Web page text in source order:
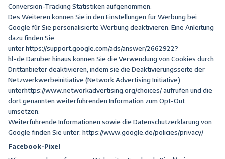
Conversion-Tracking Statistiken aufgenommen.
Des Weiteren können Sie in den Einstellungen für Werbung bei
Google für Sie personalisierte Werbung deaktivieren. Eine Anleitung
dazu finden Sie
unterhttps://support.google.com/ads/answer/2662922?
hl=de Darüber hinaus können Sie die Verwendung von Cookies durch
Drittanbieter deaktivieren, indem sie die Deaktivierungsseite der
Netzwerkwerbeinitiative (Network Advertising Initiative)
unterhttps://www.networkadvertising.org/choices/aufrufen und die
dort genannten weiterführenden Information zum Opt-Out
umsetzen.
Weiterführende Informationen sowie die Datenschutzerklärung von
Google finden Sie unter: https://www.google.de/policies/privacy/
Facebook-Pixel